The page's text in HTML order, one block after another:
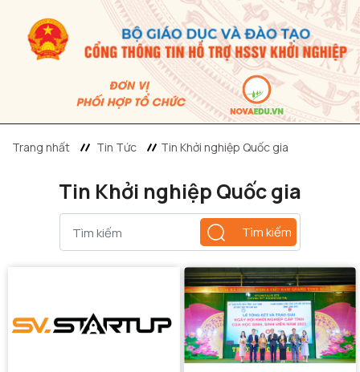
Trang nhất Tin Tức Tin Khởi nghiệp Quốc gia
Tin Khởi nghiệp Quốc gia
Tìm kiếm